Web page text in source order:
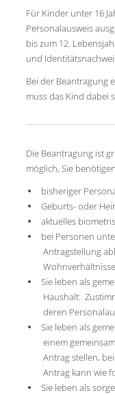
Für Kinder unter 16
Personalausweis
bis zum 12.
und
Bei der Beantragung
muss das Kind dabei
Die Beantragung ist
möglich, Sie
bisheriger
Geburts- oder
aktuelles
bei Personen
Antragstellung
Sie leben als
Haushalt:
deren
Sie leben als
einem
Antrag stellen,
Antrag kann wie
Sie leben als